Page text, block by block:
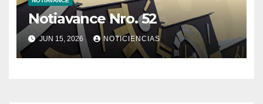
Notiavance Nro. 52
JUN 15, 2026 NOTICIENCIAS